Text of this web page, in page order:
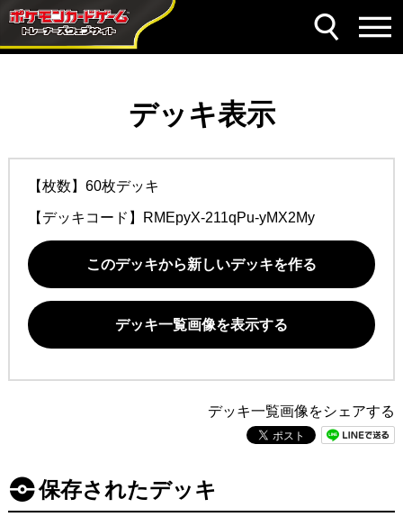
デッキ表示
【枚数】60枚デッキ
【デッキコード】 RMEpyX-211qPu-yMX2My
このデッキから新しいデッキを作る
デッキ一覧画像を表示する
デッキ一覧画像をシェアする
保存されたデッキ